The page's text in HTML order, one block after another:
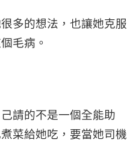
多的想法，也讓她克服
毛病。
請的不是一個全能助
菜給她吃，要當她司機